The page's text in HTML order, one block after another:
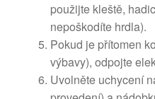
použijte kleště,
nepoškodíte hrdla).
Pokud je přítomen
výbavy), odpojte
Uvolněte uchycení